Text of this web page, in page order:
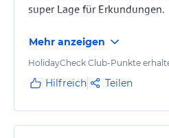
super Lage für Erkundungen.
Mehr anzeigen
HolidayCheck Club-Punkte
Hilfreich Teilen